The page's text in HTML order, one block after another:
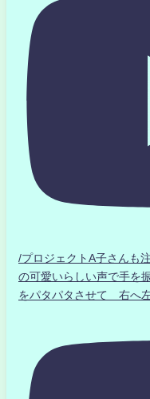
/プロジェクトA子さん
の可愛いらしい声で手を
をパタパタさせて 右へ